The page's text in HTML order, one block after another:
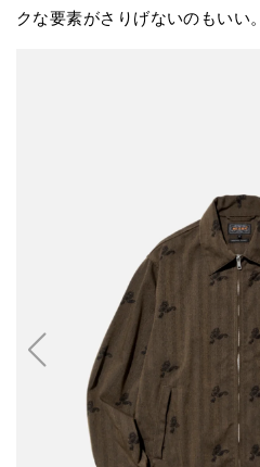
クな要素がさりげないのもいい。